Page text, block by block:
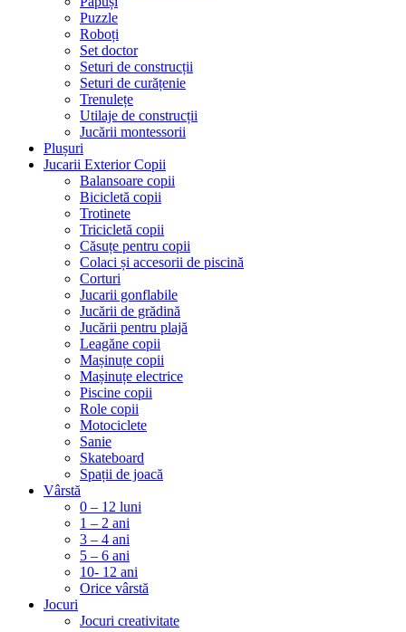
Puzzle
Roboți
Set doctor
Seturi de construcții
Seturi de curățenie
Trenulețe
Utilaje de construcții
Jucării montessorii
Plușuri
Jucarii Exterior Copii
Balansoare copii
Bicicletă copii
Trotinete
Tricicletă copii
Căsuțe pentru copii
Colaci și accesorii de piscină
Corturi
Jucarii gonflabile
Jucării de grădină
Jucării pentru plajă
Leagăne copii
Mașinuțe copii
Mașinuțe electrice
Piscine copii
Role copii
Motociclete
Sanie
Skateboard
Spații de joacă
Vârstă
0 – 12 luni
1 – 2 ani
3 – 4 ani
5 – 6 ani
10- 12 ani
Orice vârstă
Jocuri
Jocuri creativitate